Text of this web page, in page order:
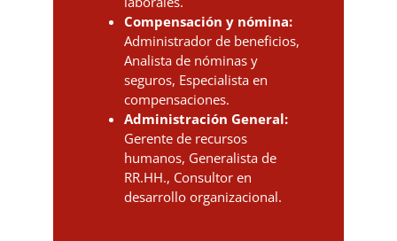
Compensación y nómina:
Administrador de beneficios,
Analista de nóminas y
seguros, Especialista en
compensaciones.
Administración General:
Gerente de recursos
humanos, Generalista de
RR.HH., Consultor en
desarrollo organizacional.